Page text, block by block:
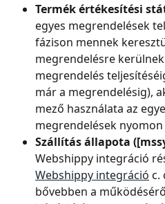
Termék értékesítési
egyes megrendelések
fázison mennek
megrendelésre
megrendelés
már a megrendelésig),
mező használata az
megrendelések
Szállítás állapota
Webshippy integráció
Webshippy integráció c.
bővebben a